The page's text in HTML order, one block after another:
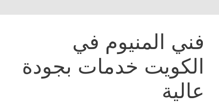
فني المنيوم في
الكويت خدمات بجودة
عالية